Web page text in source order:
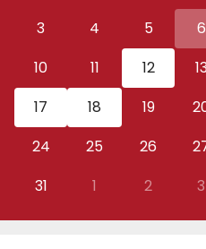
3
4 5 6
10
11 12
17
18 19
24
25 26
31
1 2 3